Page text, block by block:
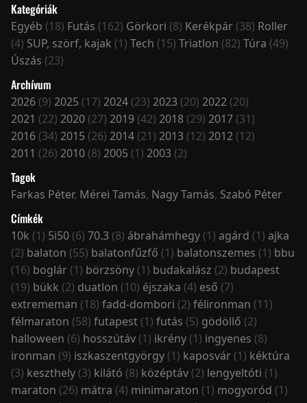
Kategóriák
Egyéb (18) Futás (162) Görkori (8) Kerékpár (38) Roller
(4) SUP, szörf, kajak (1) Tech (15) Triatlon (82) Túra (49)
Úszás (23)
Archívum
2026 (9) 2025 (17) 2024 (23) 2023 (20) 2022 (20)
2021 (22) 2020 (27) 2019 (42) 2018 (29) 2017 (31)
2016 (34) 2015 (26) 2014 (21) 2013 (12) 2012 (12)
2011 (26) 2010 (8) 2005 (1) 2003 (2)
Tagok
Farkas Péter, Mérei Tamás, Nagy Tamás, Szabó Péter
Címkék
10k (1) 5i50 (6) 70.3 (8) ábrahámhegy (1) agárd (1) ajka
(2) balaton (55) balatonfűzfő (1) balatonszemes (1) bbu
(16) boglár (1) börzsöny (1) budakalász (2) budapest
(19) bükk (2) duatlon (10) éjszaka (4) eső (7)
extrememan (18) fadd-dombori (2) félironman (11)
félmaraton (58) futapest (1) futás (5) gödöllő (2)
halloween (6) hosszútáv (1) ikrény (1) ingyenes (8)
ironman (9) iszkaszentgyörgy (1) kaposvár (1) kéktúra
(3) keszthely (3) kilátó (8) középtáv (2) lengyeltóti (1)
maraton (26) mátra (4) minimaraton (1) mogyoród (1)